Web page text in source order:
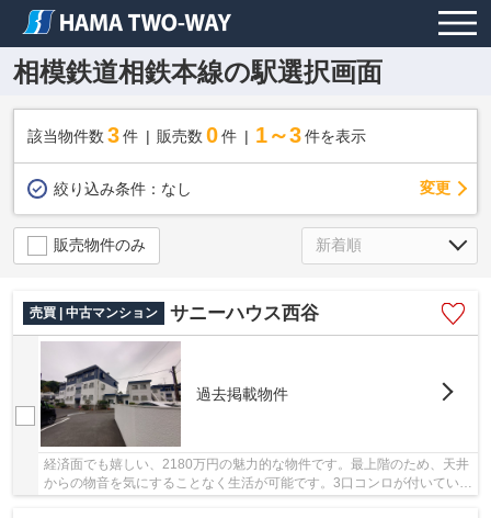
相模鉄道相鉄本線の駅選択画面
該当物件数 3件 販売数 0 件 1～3 件を表示
絞り込み条件： なし 変更
販売物件のみ
売買 | 中古マンション サニーハウス西谷
過去掲載物件
経済面でも嬉しい、2180万円の魅力的な物件です。最上階のため、天井
からの物音を気にすることなく生活が可能です。3口コンロが付いている